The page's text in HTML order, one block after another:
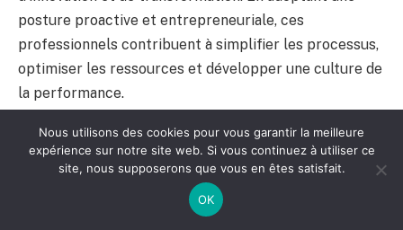
posture proactive et entrepreneuriale, ces
professionnels contribuent à simplifier les processus,
optimiser les ressources et développer une culture de
la performance.
Voici quelques axes d’action incontournables :
Proposer des améliorations :
d’informations pour identifier les goulots
Nous utilisons des cookies pour vous garantir la meilleure
expérience sur notre site web. Si vous continuez à utiliser ce
site, nous supposerons que vous en êtes satisfait.
OK